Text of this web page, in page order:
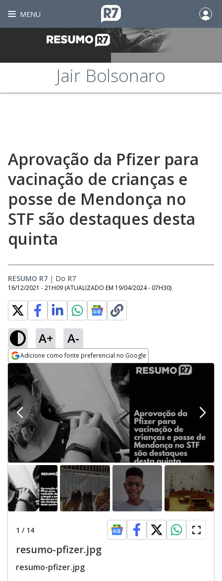
MENU
Jair Bolsonaro
Aprovação da Pfizer para
vacinação de crianças e
posse de Mendonça no
STF são destaques desta
quinta
RESUMO R7 | Do R7
16/12/2021 - 21H09 (ATUALIZADO EM 19/04/2024 - 07H30)
A+ A-
Adicione como fonte preferencial no Google
Opens in new window
1 / 14
resumo-pfizer.jpg
resumo-pfizer.jpg